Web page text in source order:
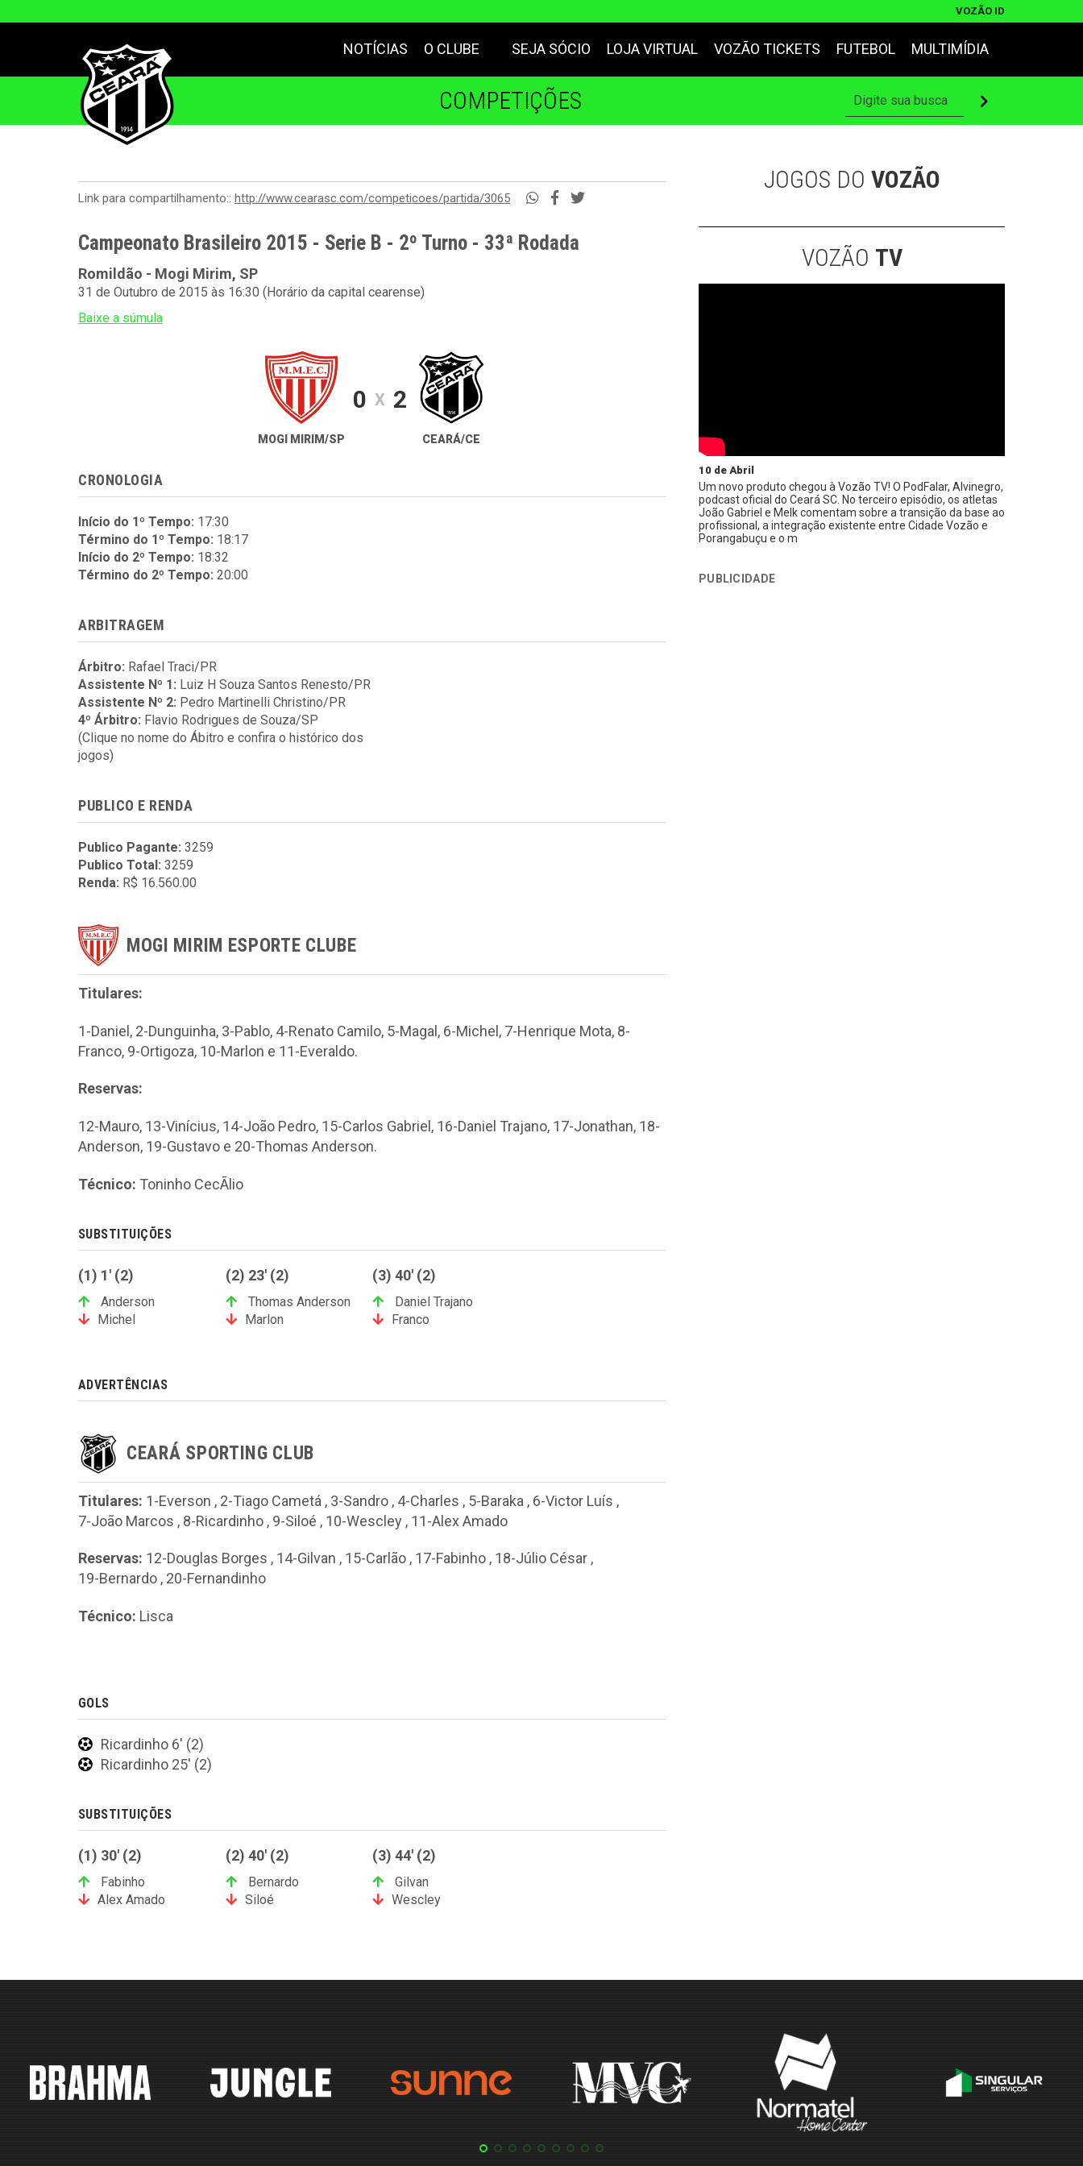
VOZÃO ID
NOTÍCIAS O CLUBE SEJA SÓCIO LOJA VIRTUAL VOZÃO TICKETS FUTEBOL MULTIMÍDIA
COMPETIÇÕES
Link para compartilhamento:: http://www.cearasc.com/competicoes/partida/3065
Campeonato Brasileiro 2015 - Serie B - 2º Turno - 33ª Rodada
Romildão - Mogi Mirim, SP
31 de Outubro de 2015 às 16:30 (Horário da capital cearense)
Baixe a súmula
MOGI MIRIM/SP
0 X 2
CEARÁ/CE
CRONOLOGIA
Início do 1º Tempo: 17:30
Término do 1º Tempo: 18:17
Início do 2º Tempo: 18:32
Término do 2º Tempo: 20:00
ARBITRAGEM
Árbitro: Rafael Traci/PR
Assistente Nº 1: Luiz H Souza Santos Renesto/PR
Assistente Nº 2: Pedro Martinelli Christino/PR
4º Árbitro: Flavio Rodrigues de Souza/SP
(Clique no nome do Ábitro e confira o histórico dos
jogos)
PUBLICO E RENDA
Publico Pagante: 3259
Publico Total: 3259
Renda: R$ 16.560.00
MOGI MIRIM ESPORTE CLUBE
Titulares:
1-Daniel, 2-Dunguinha, 3-Pablo, 4-Renato Camilo, 5-Magal, 6-Michel, 7-Henrique Mota, 8-
Franco, 9-Ortigoza, 10-Marlon e 11-Everaldo.
Reservas:
12-Mauro, 13-Vinícius, 14-João Pedro, 15-Carlos Gabriel, 16-Daniel Trajano, 17-Jonathan, 18-
Anderson, 19-Gustavo e 20-Thomas Anderson.
Técnico: Toninho CecÃ­lio
SUBSTITUIÇÕES
(1) 1' (2)
Anderson
Michel
(2) 23' (2)
Thomas Anderson
Marlon
(3) 40' (2)
Daniel Trajano
Franco
ADVERTÊNCIAS
CEARÁ SPORTING CLUB
Titulares: 1-Everson , 2-Tiago Cametá , 3-Sandro , 4-Charles , 5-Baraka , 6-Victor Luís ,
7-João Marcos , 8-Ricardinho , 9-Siloé , 10-Wescley , 11-Alex Amado
Reservas: 12-Douglas Borges , 14-Gilvan , 15-Carlão , 17-Fabinho , 18-Júlio César ,
19-Bernardo , 20-Fernandinho
Técnico: Lisca
GOLS
Ricardinho 6' (2)
Ricardinho 25' (2)
SUBSTITUIÇÕES
(1) 30' (2)
Fabinho
Alex Amado
(2) 40' (2)
Bernardo
Siloé
(3) 44' (2)
Gilvan
Wescley
JOGOS DO VOZÃO
VOZÃO TV
10 de Abril
Um novo produto chegou à Vozão TV! O PodFalar, Alvinegro,
podcast oficial do Ceará SC. No terceiro episódio, os atletas
João Gabriel e Melk comentam sobre a transição da base ao
profissional, a integração existente entre Cidade Vozão e
Porangabuçu e o m
PUBLICIDADE